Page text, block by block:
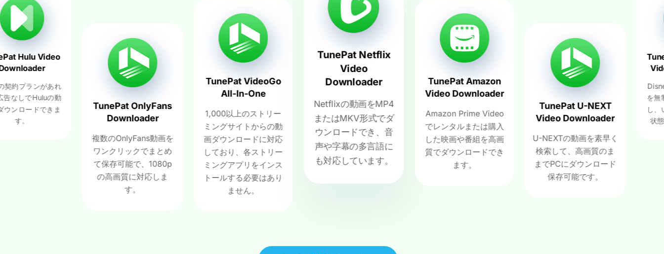
Video
ランがあれ
でHuluの動
ードできま
TunePat OnlyFans
Downloader
複数のOnlyFans動画を
ワンクリックでまとめ
て保存可能で、1080p
の高画質に対応しま
TunePat VideoGo
All-In-One
1,000以上のストリー
ミングサイトからの動
画ダウンロードに対応
しており、各ストリー
ミングアプリをインス
トールする必要はあり
ません。
TunePat Netflix
Video
Downloader
Netflixの動画をMP4
またはMKV形式でダ
ウンロードでき、音
声や字幕の多言語に
も対応しています。
TunePat Amazon
Video Downloader
Amazon Prime Video
でレンタルまたは購入
した映画や番組を高画
質でダウンロードでき
ます。
TunePat U-NEXT
Video Downloader
U-NEXTの動画を素早く
検索して、高画質のま
までPCにダウンロード
保存可能です。
TunePat
Video
Disney+か
を無制限
し、いつ
状態で保